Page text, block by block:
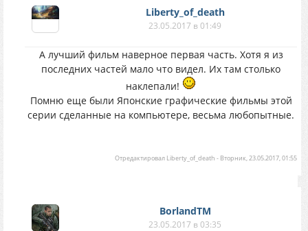
Liberty_of_death
23.05.2017 в 01:49
А лучший фильм наверное первая часть. Хотя я из
последних частей мало что видел. Их там столько
наклепали!
Помню еще были Японские графические фильмы этой
серии сделанные на компьютере, весьма любопытные.
Отредактировал Liberty_of_death - Вторник, 23.05.2017, 01:55
BorlandTM
23.05.2017 в 03:35